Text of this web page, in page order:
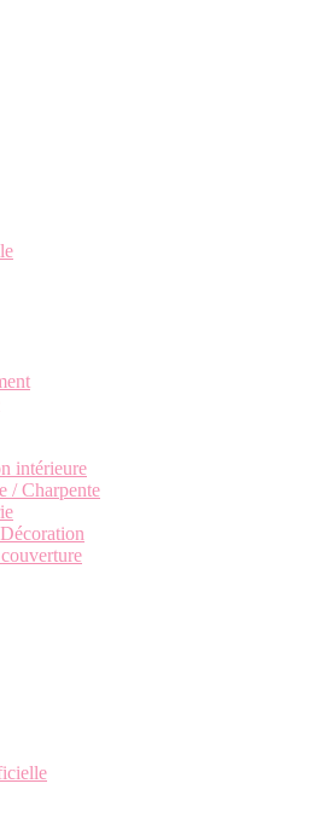
intérieure
/ Charpente